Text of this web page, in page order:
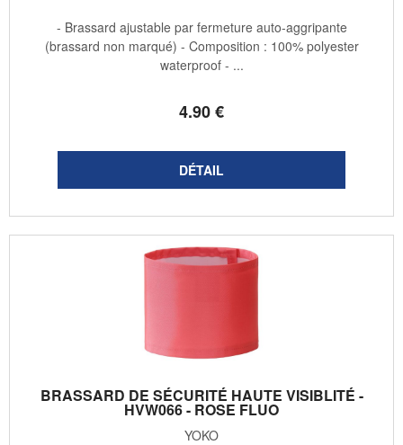
4.90€
- Brassard ajustable par fermeture auto-aggripante
(brassard non marqué) - Composition : 100% polyester
waterproof - ...
BRASSARD DE SÉCURITÉ HAUTE VISIBLITÉ -
HVW066 - ROSE FLUO
YOKO